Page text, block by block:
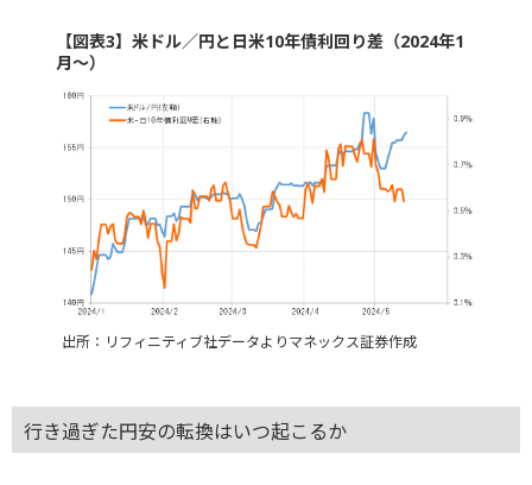
【図表3】米ドル／円と日米10年債利回り差（2024年1
月～）
出所：リフィニティブ社データよりマネックス証券作成
行き過ぎた円安の転換はいつ起こるか